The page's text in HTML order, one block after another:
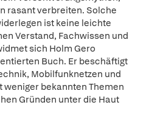
rasant verbreiten. Solche
ist keine leichte
Verstand, Fachwissen und
sich Holm Gero
Buch. Er beschäftigt
Mobilfunknetzen und
bekannten Themen
Gründen unter die Haut